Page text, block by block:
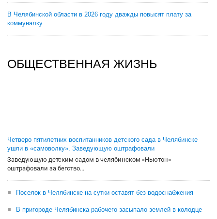
В Челябинской области в 2026 году дважды повысят плату за
коммуналку
ОБЩЕСТВЕННАЯ ЖИЗНЬ
Четверо пятилетних воспитанников детского сада в Челябинске
ушли в «самоволку». Заведующую оштрафовали
Заведующую детским садом в челябинском «Ньютон»
оштрафовали за бегство...
Поселок в Челябинске на сутки оставят без водоснабжения
В пригороде Челябинска рабочего засыпало землей в колодце